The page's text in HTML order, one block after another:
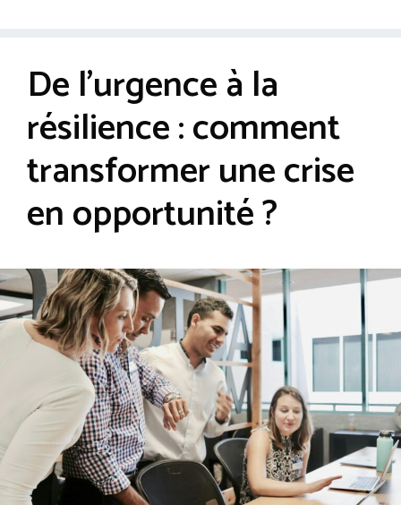
De l’urgence à la
résilience : comment
transformer une crise
en opportunité ?